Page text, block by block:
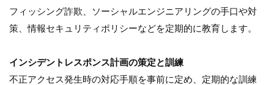
フィッシング詐欺、ソーシャルエンジニアリングの手口や対
策、情報セキュリティポリシーなどを定期的に教育します。
インシデントレスポンス計画の策定と訓練
不正アクセス発生時の対応手順を事前に定め、定期的な訓練